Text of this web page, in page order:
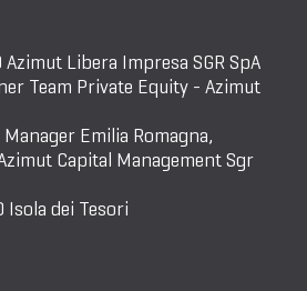
Azimut Libera Impresa SGR SpA
Team Private Equity - Azimut
Manager Emilia Romagna,
Capital Management Sgr
Isola dei Tesori